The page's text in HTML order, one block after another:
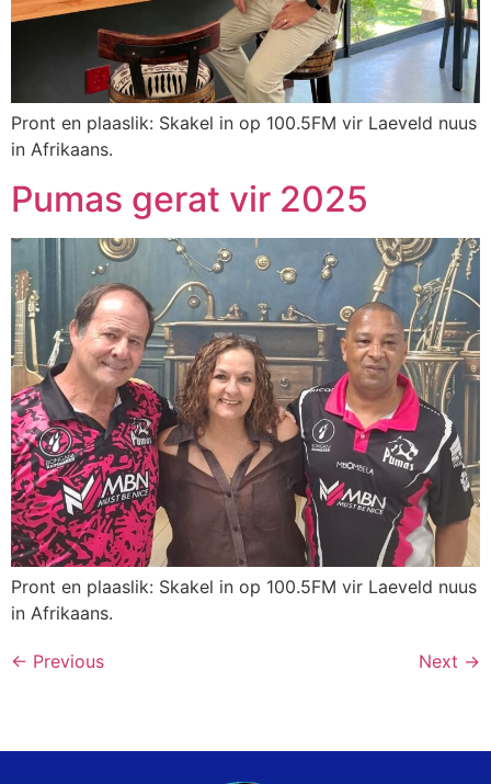
Pront en plaaslik: Skakel in op 100.5FM vir Laeveld nuus
in Afrikaans.
Pumas gerat vir 2025
Pront en plaaslik: Skakel in op 100.5FM vir Laeveld nuus
in Afrikaans.
← Previous Next →